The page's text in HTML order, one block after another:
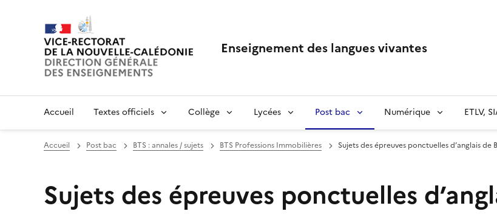
Enseignement des langues vivantes
Accueil Textes officiels Collège Lycées Post bac Numérique ETLV,
Accueil Post bac BTS : annales / sujets BTS Professions Immobilières Sujets des épreuves ponctuelles d’anglais de
Sujets des épreuves ponctuelles